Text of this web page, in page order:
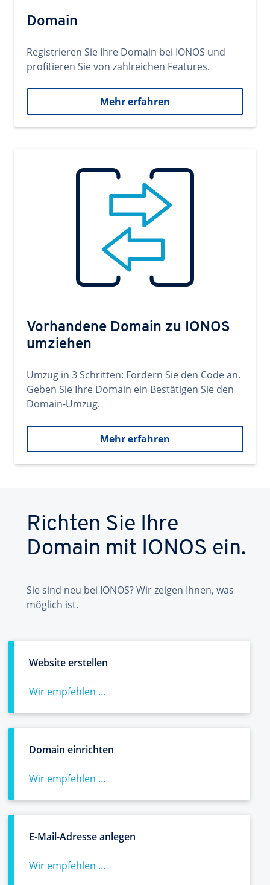
Domain
Registrieren Sie Ihre Domain bei IONOS und
profitieren Sie von zahlreichen Features.
Mehr erfahren
Vorhandene Domain zu IONOS
umziehen
Umzug in 3 Schritten: Fordern Sie den Code an.
Geben Sie Ihre Domain ein Bestätigen Sie den
Domain-Umzug.
Mehr erfahren
Richten Sie Ihre
Domain mit IONOS ein.
Sie sind neu bei IONOS? Wir zeigen Ihnen, was
möglich ist.
Website erstellen
Wir empfehlen ...
Domain einrichten
Wir empfehlen ...
E-Mail-Adresse anlegen
Wir empfehlen ...